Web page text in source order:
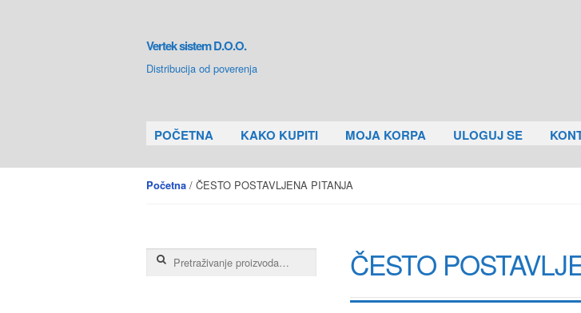
Skip to navigation
Skip to content
Vertek sistem D.O.O.
Distribucija od poverenja
POČETNA KAKO KUPITI MOJA KORPA ULOGUJ SE
Početna / ČESTO POSTAVLJENA PITANJA
ČESTO
Pretraga za: